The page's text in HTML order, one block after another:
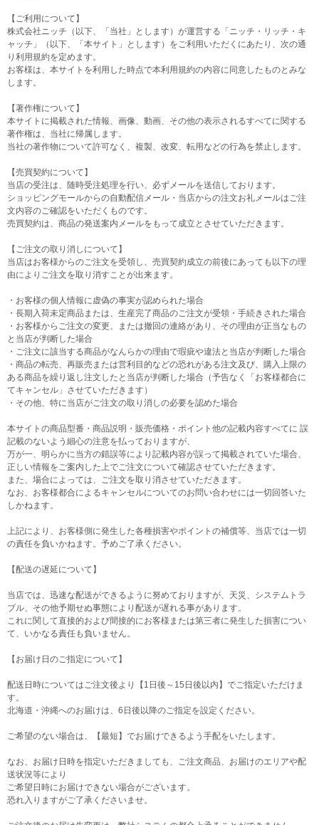
【ご利用について】
株式会社ニッチ（以下、「当社」とします）が運営する「ニッチ・リッチ・キ
ャッチ」（以下、「本サイト」とします）をご利用いただくにあたり、次の通
り利用規約を定めます。
お客様は、本サイトを利用した時点で本利用規約の内容に同意したものとみな
します。
【著作権について】
本サイトに掲載された情報、画像、動画、その他の表示されるすべてに関する
著作権は、当社に帰属します。
当社の著作物について許可なく、複製、改変、転用などの行為を禁止します。
【売買契約について】
当店の受注は、随時受注処理を行い、必ずメールを送信しております。
ショッピングモールからの自動配信メール・当店からの注文お礼メールはご注
文内容のご確認をいただくものです。
売買契約は、商品の発送案内メールをもって成立とさせていただきます。
【ご注文の取り消しについて】
当店はお客様からのご注文を受領し、売買契約成立の前後にあっても以下の理
由によりご注文を取り消すことが出来ます。
・お客様の個人情報に虚偽の事実が認められた場合
・長期入荷未定商品または、生産完了商品のご注文が受領・手続きされた場合
・お客様からご注文の変更、または撤回の連絡があり、その理由が正当なもの
と当店が判断した場合
・ご注文に該当する商品がなんらかの理由で瑕疵や違法と当店が判断した場合
・商品の転売、再販売または営利目的などの恐れがある注文及び、購入上限の
ある商品を繰り返し注文したと当店が判断した場合（予告なく「お客様都合に
てキャンセル」させていただきます）
・その他、特に当店がご注文の取り消しの必要を認めた場合
本サイトの商品型番・商品説明・販売価格・ポイント他の記載内容すべてに 誤
記載のないよう細心の注意を払っておりますが、
万が一、明らかに当方の錯誤等により記載内容が誤って掲載されていた場合、
正しい情報をご案内した上でご注文について確認させていただきます。
また、場合によっては、ご注文を取り消させていただきます。
なお、お客様都合によるキャンセルについてのお問い合わせには一切回答いた
しかねます。
上記により、お客様側に発生した各種損害やポイントの補償等、当店では一切
の責任を負いかねます。予めご了承ください。
【配送の遅延について】
当店では、迅速な配送ができるように努めておりますが、天災、システムトラ
ブル、その他予期せぬ事態により配送が遅れる事があります。
これに関して直接的および間接的にお客様または第三者に発生した損害につい
て、いかなる責任も負いません。
【お届け日のご指定について】
配送日時についてはご注文後より【1日後～15日後以内】でご指定いただけま
す。
北海道・沖縄へのお届けは、6日後以降のご指定を設定ください。
ご希望のない場合は、【最短】でお届けできるよう手配をいたします。
なお、お届け日時を指定いただきましても、ご注文商品、お届けのエリアや配
送状況等により
ご希望日時にお届けできない場合がございます。
恐れ入りますがご了承くださいませ。